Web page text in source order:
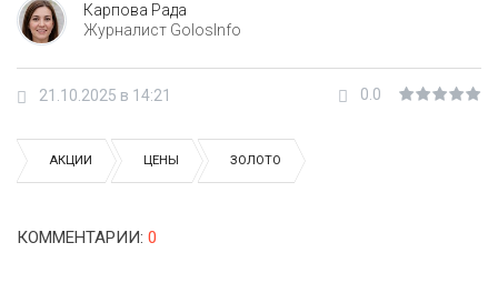
Карпова Рада
Журналист GolosInfo
21.10.2025 в 14:21 0.0
АКЦИИ ЦЕНЫ ЗОЛОТО
КОММЕНТАРИИ: 0